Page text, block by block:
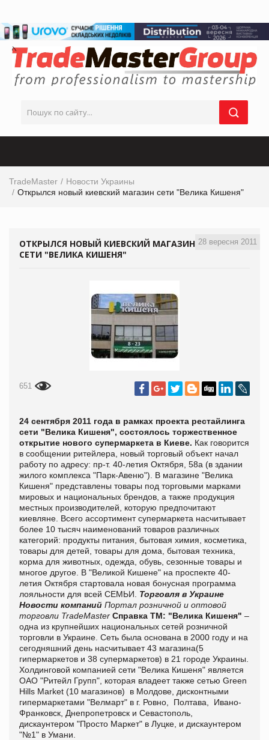
TradeMaster
Новости Украины
Открылся новый киевский магазин сети "Велика Кишеня"
28 вересня 2011
ОТКРЫЛСЯ НОВЫЙ КИЕВСКИЙ МАГАЗИН
СЕТИ "ВЕЛИКА КИШЕНЯ"
651
24 сентября 2011 года в рамках проекта рестайлинга
сети "Велика Кишеня", состоялось торжественное
открытие нового супермаркета в Киеве. Как говорится
в сообщении ритейлера, новый торговый объект начал
работу по адресу: пр-т. 40-летия Октября, 58а (в здании
жилого комплекса "Парк-Авеню"). В магазине "Велика
Кишеня" представлены товары под торговыми марками
мировых и национальных брендов, а также продукция
местных производителей, которую предпочитают
киевляне. Всего ассортимент супермаркета насчитывает
более 10 тысяч наименований товаров различных
категорий: продукты питания, бытовая химия, косметика,
товары для детей, товары для дома, бытовая техника,
корма для животных, одежда, обувь, сезонные товары и
многое другое. В "Великой Кишене" на проспекте 40-
летия Октября стартовала новая бонусная программа
лояльности для всей СЕМЬИ. Торговля в Украине
Новости компаний Портал розничной и оптовой
торговли TradeMaster Справка ТМ: "Велика Кишеня" –
одна из крупнейших национальных сетей розничной
торговли в Украине. Сеть была основана в 2000 году и на
сегодняшний день насчитывает 43 магазина(5
гипермаркетов и 38 супермаркетов) в 21 городе Украины.
Холдинговой компанией сети "Велика Кишеня" является
ОАО "Ритейл Групп", которая владеет также сетью Green
Hills Market (10 магазинов) в Молдове, дисконтными
гипермаркетами "Велмарт" в г. Ровно, Полтава, Ивано-
Франковск, Днепропетровск и Севастополь,
дискаунтером "Просто Маркет" в Луцке, и дискаунтером
"№1" в Умани.